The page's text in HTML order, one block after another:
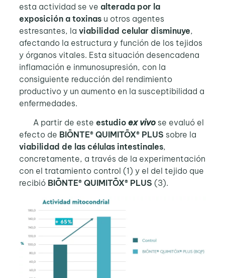
esta actividad se ve alterada por la
exposición a toxinasu otros agentes
estresantes, la viabilidad celular disminuye,
afectando la estructura y función de los tejidos
y órganos vitales. Esta situación desencadena
inflamación e inmunosupresión, con la
consiguiente reducción del rendimiento
productivo y un aumento en la susceptibilidad a
enfermedades.
A partir de este estudio ex vivo se evaluó el
efecto de BIŌNTE® QUIMITŌX® PLUS sobre la
viabilidad de las células intestinales,
concretamente, a través de la experimentación
con el tratamiento control (1) y el del tejido que
recibió BIŌNTE® QUIMITŌX® PLUS (3).